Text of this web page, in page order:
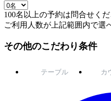
100名以上の予約は問合せく
ご利用人数が上記範囲内で選
その他のこだわり条件
テーブル カ